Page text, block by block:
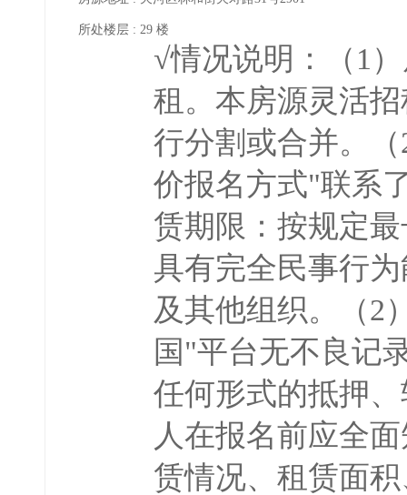
所处楼层 : 29 楼
√情况说明：（1
租。本房源灵活
行分割或合并。
价报名方式"联系
赁期限：按规定
具有完全民事行
及其他组织。（2
国"平台无不良记
任何形式的抵押
人在报名前应全
赁情况、租赁面